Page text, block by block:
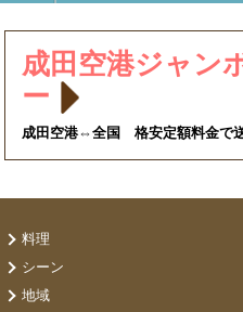
成田空港ジャン
ー
成田空港⇔全国 格安定額料金で送
料理
シーン
地域